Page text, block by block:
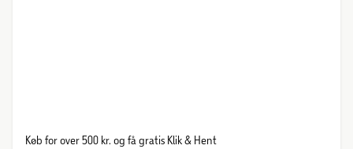
Køb for over 500 kr. og få gratis Klik & Hent